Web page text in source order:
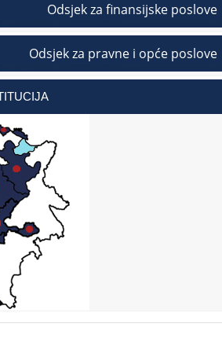
Odsjek za finansijske poslove
Odsjek za pravne i opće poslove